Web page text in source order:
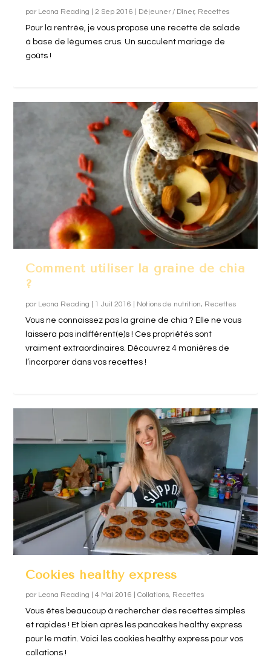
par Leona Reading |2 Sep 2016 Déjeuner / Dîner, Recettes
Pour la rentrée, je vous propose une recette de salade
à base de légumes crus. Un succulent mariage de
goûts !
Comment utiliser la graine de chia
?
par Leona Reading 1 Juil 2016 Notions de nutrition, Recettes
Vous ne connaissez pas la graine de chia ? Elle ne vous
laissera pas indifférent(e)s ! Ces propriétés sont
vraiment extraordinaires. Découvrez 4 manières de
l’incorporer dans vos recettes !
Cookies healthy express
par Leona Reading |4 Mai 2016 |Collations, Recettes
Vous êtes beaucoup à rechercher des recettes simples
et rapides ! Et bien après les pancakes healthy express
pour le matin. Voici les cookies healthy express pour vos
collations !